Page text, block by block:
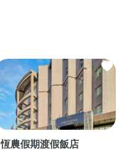
恆農假期渡假飯店